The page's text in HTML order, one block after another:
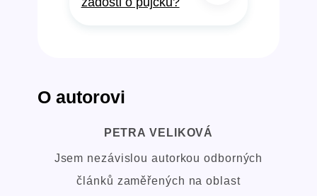
O autorovi
PETRA VELIKOVÁ
Jsem nezávislou autorkou odborných
článků zaměřených na oblast